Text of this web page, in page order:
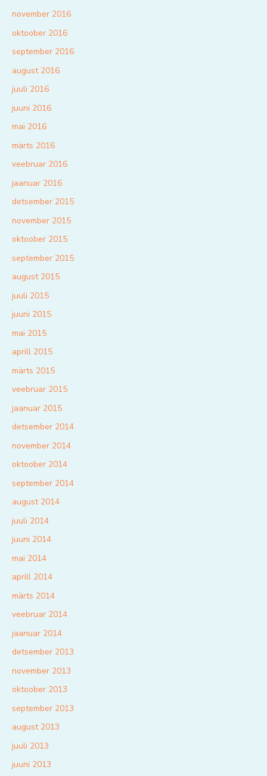
november 2016
oktoober 2016
september 2016
august 2016
juuli 2016
juuni 2016
mai 2016
märts 2016
veebruar 2016
jaanuar 2016
detsember 2015
november 2015
oktoober 2015
september 2015
august 2015
juuli 2015
juuni 2015
mai 2015
aprill 2015
märts 2015
veebruar 2015
jaanuar 2015
detsember 2014
november 2014
oktoober 2014
september 2014
august 2014
juuli 2014
juuni 2014
mai 2014
aprill 2014
märts 2014
veebruar 2014
jaanuar 2014
detsember 2013
november 2013
oktoober 2013
september 2013
august 2013
juuli 2013
juuni 2013